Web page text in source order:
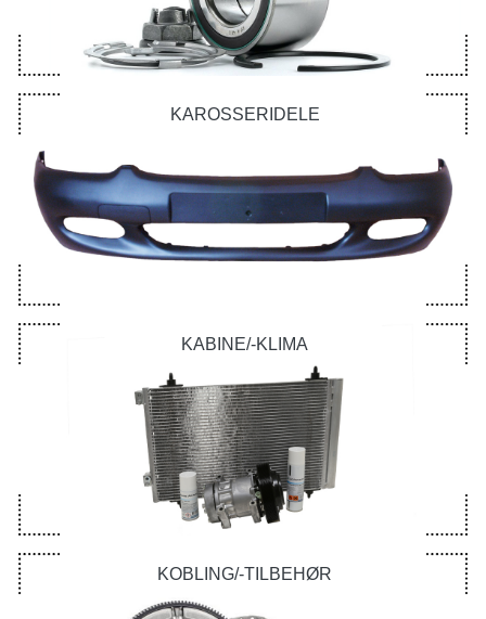
KAROSSERIDELE
KABINE/-KLIMA
KOBLING/-TILBEHØR